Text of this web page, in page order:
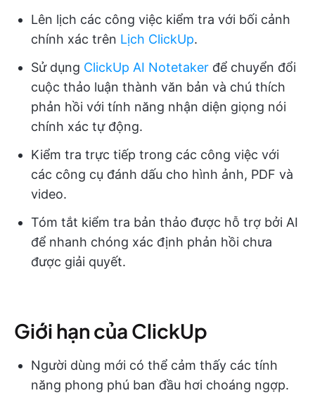
Lên lịch các công việc kiểm tra với bối cảnh
chính xác trên Lịch ClickUp.
Sử dụng ClickUp AI Notetaker để chuyển đổi
cuộc thảo luận thành văn bản và chú thích
phản hồi với tính năng nhận diện giọng nói
chính xác tự động.
Kiểm tra trực tiếp trong các công việc với
các công cụ đánh dấu cho hình ảnh, PDF và
video.
Tóm tắt kiểm tra bản thảo được hỗ trợ bởi AI
để nhanh chóng xác định phản hồi chưa
được giải quyết.
Giới hạn của ClickUp
Người dùng mới có thể cảm thấy các tính
năng phong phú ban đầu hơi choáng ngợp.